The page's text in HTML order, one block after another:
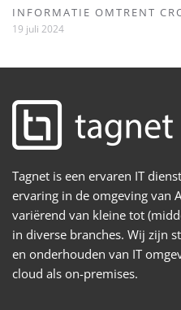
INFORMATIE OMTRENT
19 juli 2024
Tagnet is een ervaren IT
ervaring in de omgeving van
variërend van kleine tot
in diverse branches. Wij zijn
en onderhouden van IT
cloud als on-premises.